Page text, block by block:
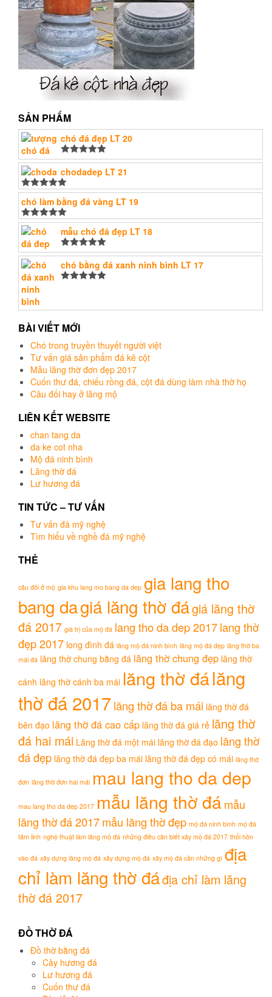
SẢN PHẨM
chó đá đẹp LT 20
Được xếp
hạng5.005
sao
chodadep LT 21
Được xếp
hạng
5.00 5
sao
chó làm bằng đá vàng LT 19
Được xếp
hạng5.00
5
sao
mẫu chó đá đẹp LT 18
Được xếp
hạng5.005
sao
chó bằng đá xanh ninh bình LT 17
BÀI VIẾT MỚI
Chó trong truyền thuyết người việt
Tư vấn giá sản phẩm đá kê cột
Mẫu lăng thờ đơn đẹp 2017
Cuốn thư đá, chiếu rồng đá, cột đá dùng làm nhà thờ họ
Câu đối hay ở lăng mộ
LIÊN KẾT WEBSITE
chan tang da
da ke cot nha
Mộ đá ninh bình
Lăng thờ đá
Lư hương đá
TIN TỨC – TƯ VẤN
Tư vấn đá mỹ nghệ
Tìm hiểu về nghề đá mỹ nghệ
THẺ
câu đối ở mộ gia khu lang mo bang da dep gia lang tho
bang dagiá lăng thờ đágiá lăng thờ
đá 2017 giá trị của mộ đá lang tho da dep 2017lang thờ
đẹp 2017 long đình đá lăng mộ đá ninh bình lăng mộ đá đẹp lăng thờ ba
mái đá lăng thờ chung bằng đá lăng thờ chung đẹp lăng thờ
cánh lăng thờ cánh ba mái lăng thờ đálăng
thờ đá 2017lăng thờ đá ba mái lăng thờ đá
bên đạo lăng thờ đá cao cấp lăng thờ đá giá rẻ lăng thờ
đá hai mái Lăng thờ đá một mái lăng thờ đá đạo lăng thờ
đá đẹp lăng thờ đá đẹp ba mái lăng thờ đá đẹp có mái lăng thờ
đơn lăng thờ đơn hai mái mau lang tho da dep
mau lang tho da dep 2017 mẫu lăng thờ đámẫu
lăng thờ đá 2017mẫu lăng thờ đẹp mộ đá ninh bình mộ đá
tâm linh nghệ thuật làm lăng mộ đá những điều cần biết xây mộ đá 2017 thổi hồn
vào đá xây dựng lăng mộ đá xây dựng mộ đá xây mộ đá cần những gì địa
chỉ làm lăng thờ đáđịa chỉ làm lăng
thờ đá 2017
ĐỒ THỜ ĐÁ
Đồ thờ bằng đá
Cây hương đá
Lư hương đá
Cuốn thư đá